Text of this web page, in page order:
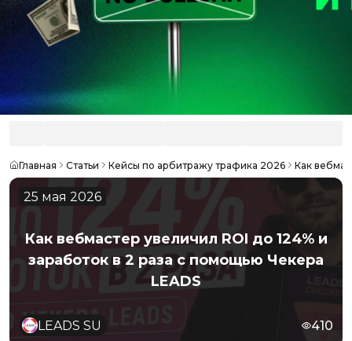
Главная Статьи Кейсы по арбитражу трафика 2026 Как
25 мая 2026
Как вебмастер увеличил ROI до 124% и
заработок в 2 раза с помощью Чекера
LEADS
LEADS SU 410